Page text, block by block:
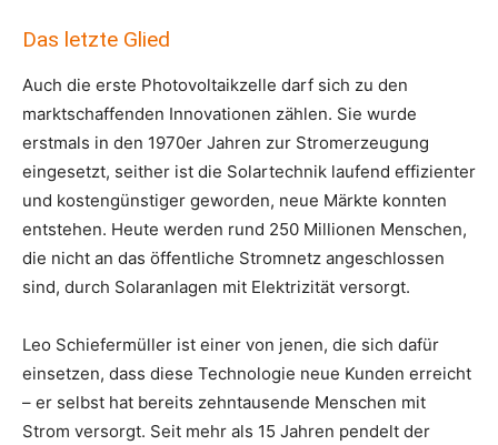
Das letzte Glied
Auch die erste Photovoltaikzelle darf sich zu den
marktschaffenden Innovationen zählen. Sie wurde
erstmals in den 1970er Jahren zur Stromerzeugung
eingesetzt, seither ist die Solartechnik laufend effizienter
und kostengünstiger geworden, neue Märkte konnten
entstehen. Heute werden rund 250 Millionen Menschen,
die nicht an das öffentliche Stromnetz angeschlossen
sind, durch Solaranlagen mit Elektrizität versorgt.
Leo Schiefermüller ist einer von jenen, die sich dafür
einsetzen, dass diese Technologie neue Kunden erreicht
– er selbst hat bereits zehntausende Menschen mit
Strom versorgt. Seit mehr als 15 Jahren pendelt der